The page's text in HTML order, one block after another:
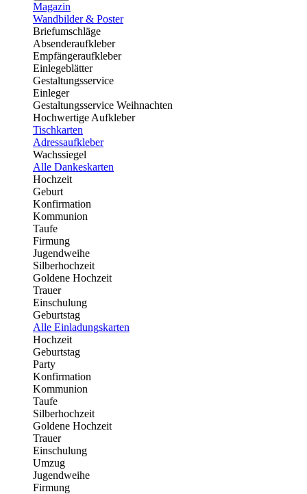
Magazin
Wandbilder & Poster
Briefumschläge
Absenderaufkleber
Empfängeraufkleber
Einlegeblätter
Gestaltungsservice
Einleger
Gestaltungsservice Weihnachten
Hochwertige Aufkleber
Tischkarten
Adressaufkleber
Wachssiegel
Alle Dankeskarten
Hochzeit
Geburt
Konfirmation
Kommunion
Taufe
Firmung
Jugendweihe
Silberhochzeit
Goldene Hochzeit
Trauer
Einschulung
Geburtstag
Alle Einladungskarten
Hochzeit
Geburtstag
Party
Konfirmation
Kommunion
Taufe
Silberhochzeit
Goldene Hochzeit
Trauer
Einschulung
Umzug
Jugendweihe
Firmung